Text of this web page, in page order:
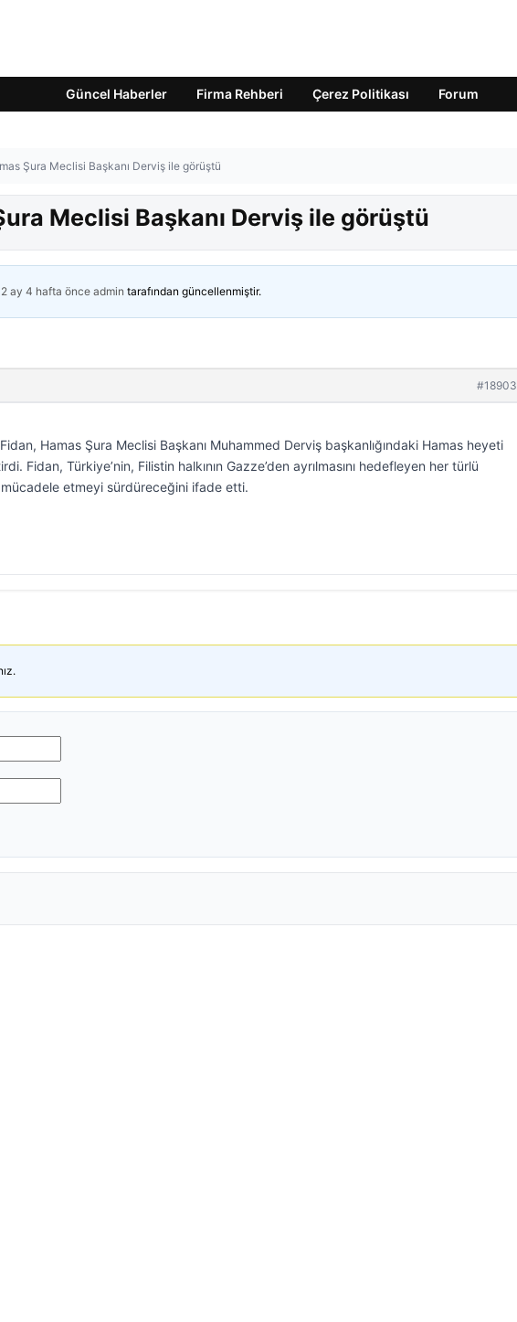
Güncel Haberler Firma Rehberi Çerez Politikası Forum
Şura Meclisi Başkanı Derviş ile görüştü
Meclisi Başkanı Derviş ile görüştü
2 ay 4 hafta önce admin tarafından güncellenmiştir.
#18903
Fidan, Hamas Şura Meclisi Başkanı Muhammed Derviş başkanlığındaki Hamas heyeti
Fidan, Türkiye’nin, Filistin halkının Gazze’den ayrılmasını hedefleyen her türlü
mücadele etmeyi sürdüreceğini ifade etti.